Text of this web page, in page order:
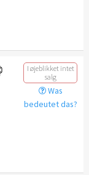
I øjeblikket intet
salg
Was
bedeutet das?